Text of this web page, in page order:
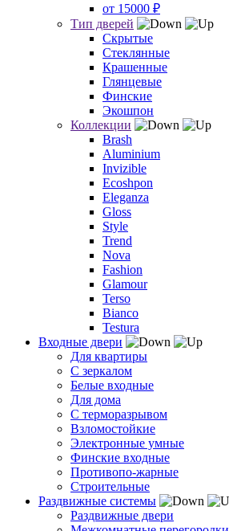
от 15000 ₽
Тип дверей
Скрытые
Стеклянные
Крашенные
Глянцевые
Финские
Экошпон
Коллекции
Brash
Aluminium
Invizible
Ecoshpon
Eleganza
Gloss
Style
Trend
Nova
Fashion
Glamour
Terso
Bianco
Testura
Входные двери
Для квартиры
С зеркалом
Белые входные
Для дома
С терморазрывом
Взломостойкие
Электронные умные
Финские входные
Противопо-жарные
Строительные
Раздвижные системы
Раздвижные двери